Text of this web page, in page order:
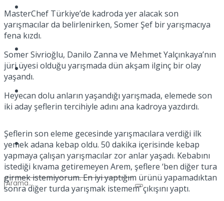
Kadınca
Dünya
Spor
Podcast
MasterChef Türkiye’de kadroda yer alacak son
yarışmacılar da belirlenirken, Somer Şef bir yarışmacıya
fena kızdı.
Somer Sivrioğlu, Danilo Zanna ve Mehmet Yalçınkaya’nın
jüri üyesi olduğu yarışmada dün akşam ilginç bir olay
yaşandı.
Heyecan dolu anların yaşandığı yarışmada, elemede son
iki aday şeflerin tercihiyle adını ana kadroya yazdırdı.
Şeflerin son eleme gecesinde yarışmacılara verdiği ilk
yemek adana kebap oldu. 50 dakika içerisinde kebap
yapmaya çalışan yarışmacılar zor anlar yaşadı. Kebabını
istediği kıvama getiremeyen Arem, şeflere ‘ben diğer tura
girmek istemiyorum. En iyi yaptığım ürünü yapamadıktan
sonra diğer turda yarışmak istemem’ çıkışını yaptı.